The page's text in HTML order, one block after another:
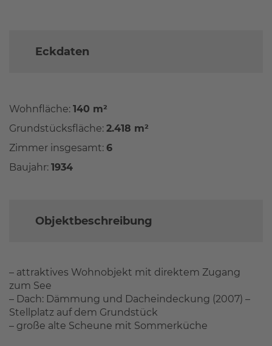
Eckdaten
Wohnfläche: 140 m²
Grundstücksfläche: 2.418 m²
Zimmer insgesamt: 6
Baujahr: 1934
Objektbeschreibung
– attraktives Wohnobjekt mit direktem Zugang
zum See
– Dach: Dämmung und Dacheindeckung (2007) –
Stellplatz auf dem Grundstück
– große alte Scheune mit Sommerküche